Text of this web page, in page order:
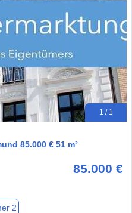
1 / 1
85.000 € 51 m²
85.000 €
2